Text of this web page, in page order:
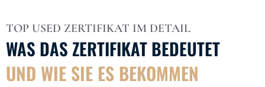
TOP USED ZERTIFIKAT IM DETAIL
WAS DAS ZERTIFIKAT BEDEUTET
UND WIE SIE ES BEKOMMEN